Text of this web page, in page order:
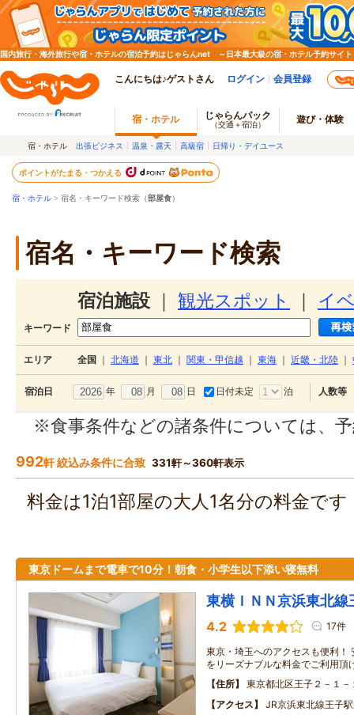
国内旅行・海外旅行や宿・ホテルの宿泊予約はじゃらんnet ～日本最大級の宿・ホテル予約サイト
こんにちは♪ゲストさん ログイン 会員登録
宿・ホテル じゃらんパック
（交通＋宿泊） 遊び・体験
宿・ホテル 出張ビジネス 温泉・露天 高級宿 日帰り・デイユース
ポイントがたまる・つかえる
宿・ホテル > 宿名・キーワード検索（部屋食）
宿名・キーワード検索
宿泊施設 観光スポット イ
キーワード
エリア 全国 北海道 東北 関東・甲信越 東海 近畿・北陸
宿泊日 年 月 日 日付未定 泊 人数等
※食事条件などの諸条件については、
992軒 絞込み条件に合致 331軒～360軒表示
料金は1泊1部屋の大人1名分の料金で
東京ドームまで電車で10分！朝食・小学生以下添い寝無料
東横ＩＮＮ京浜東北線
4.2 17件
東京・埼玉へのアクセスも便利！
をリーズナブルな料金でご利用頂
住所
東京都北区王子２－１－
アクセス
JR京浜東北線王子